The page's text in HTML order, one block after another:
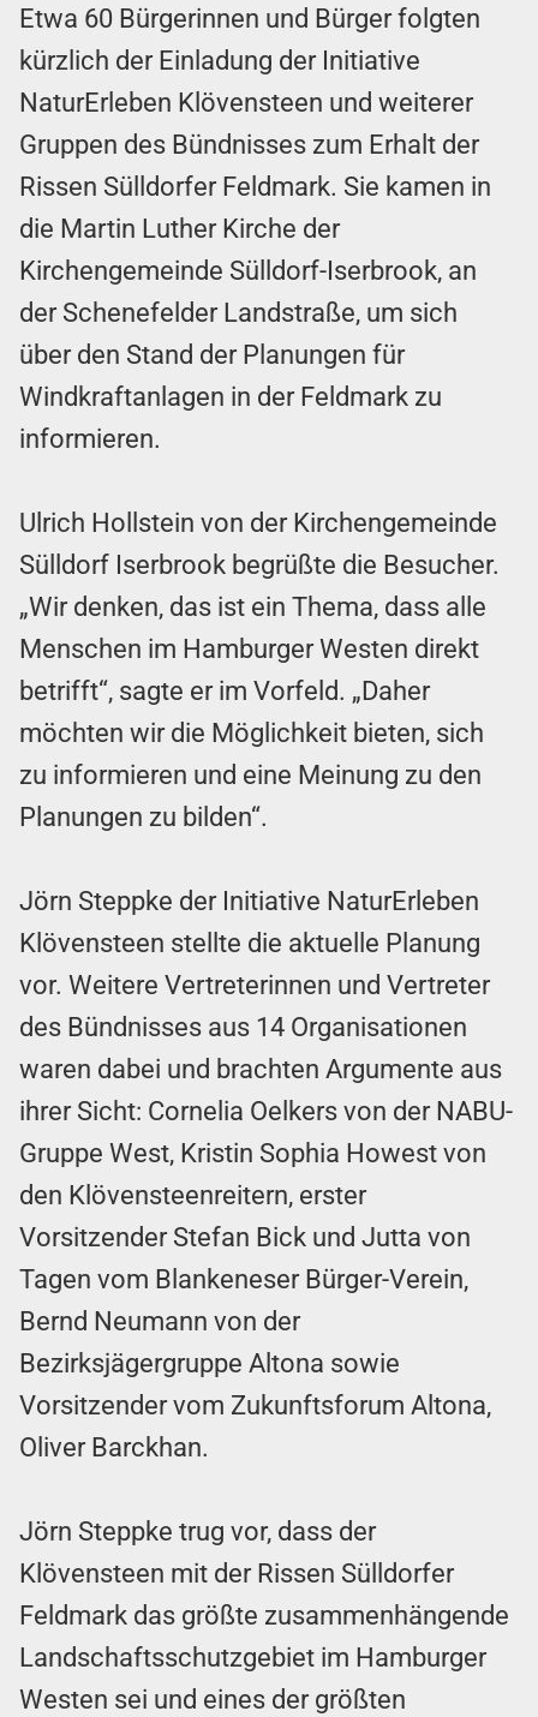
Etwa 60 Bürgerinnen und Bürger folgten
kürzlich der Einladung der Initiative
NaturErleben Klövensteen und weiterer
Gruppen des Bündnisses zum Erhalt der
Rissen Sülldorfer Feldmark. Sie kamen in
die Martin Luther Kirche der
Kirchengemeinde Sülldorf-Iserbrook, an
der Schenefelder Landstraße, um sich
über den Stand der Planungen für
Windkraftanlagen in der Feldmark zu
informieren.
Ulrich Hollstein von der Kirchengemeinde
Sülldorf Iserbrook begrüßte die Besucher.
„Wir denken, das ist ein Thema, dass alle
Menschen im Hamburger Westen direkt
betrifft“, sagte er im Vorfeld. „Daher
möchten wir die Möglichkeit bieten, sich
zu informieren und eine Meinung zu den
Planungen zu bilden“.
Jörn Steppke der Initiative NaturErleben
Klövensteen stellte die aktuelle Planung
vor. Weitere Vertreterinnen und Vertreter
des Bündnisses aus 14 Organisationen
waren dabei und brachten Argumente aus
ihrer Sicht: Cornelia Oelkers von der NABU-
Gruppe West, Kristin Sophia Howest von
den Klövensteenreitern, erster
Vorsitzender Stefan Bick und Jutta von
Tagen vom Blankeneser Bürger-Verein,
Bernd Neumann von der
Bezirksjägergruppe Altona sowie
Vorsitzender vom Zukunftsforum Altona,
Oliver Barckhan.
Jörn Steppke trug vor, dass der
Klövensteen mit der Rissen Sülldorfer
Feldmark das größte zusammenhängende
Landschaftsschutzgebiet im Hamburger
Westen sei und eines der größten